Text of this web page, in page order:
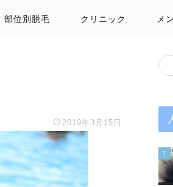
部位別脱毛 クリニック メ
2019年3月15日
1